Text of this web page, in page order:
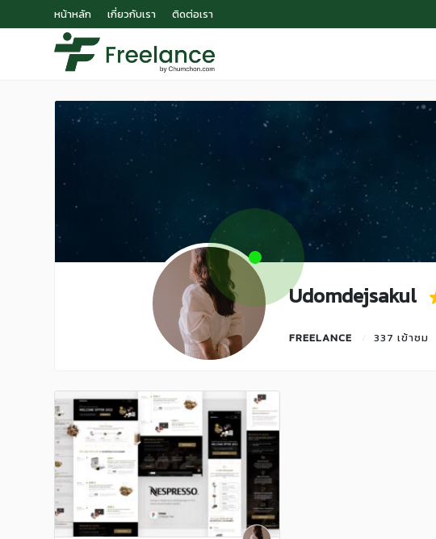
หน้าหลัก เกี่ยวกับเรา ติดต่อเรา
Udomdejsakul
FREELANCE 337 เข้าชม